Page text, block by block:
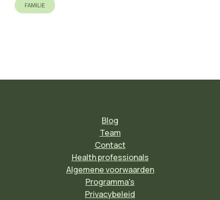
FAMILIE
Blog
Team
Contact
Health professionals
Algemene voorwaarden
Programma's
Privacybeleid